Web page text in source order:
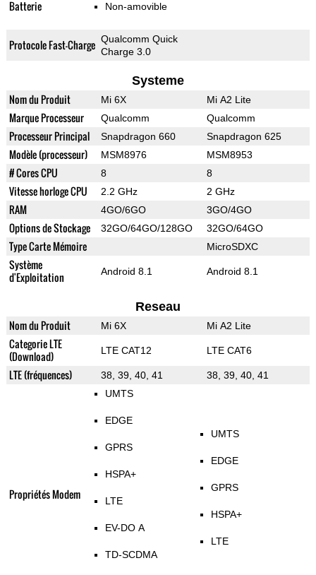
Batterie
Non-amovible
Protocole Fast-Charge Qualcomm Quick
Charge 3.0
Systeme
Nom du Produit Mi 6X Mi A2 Lite
Marque Processeur Qualcomm Qualcomm
Processeur Principal Snapdragon 660 Snapdragon 625
Modèle (processeur) MSM8976 MSM8953
# Cores CPU 8 8
Vitesse horloge CPU 2.2 GHz 2 GHz
RAM 4GO/6GO 3GO/4GO
Options de Stockage 32GO/64GO/128GO 32GO/64GO
Type Carte Mémoire MicroSDXC
Système
d'Exploitation
Android 8.1 Android 8.1
Reseau
Nom du Produit Mi 6X Mi A2 Lite
Categorie LTE
(Download)
LTE CAT12 LTE CAT6
LTE (fréquences) 38, 39, 40, 41 38, 39, 40, 41
Propriétés Modem
UMTS
EDGE
GPRS
HSPA+
LTE
EV-DO A
TD-SCDMA
UMTS
EDGE
GPRS
HSPA+
LTE